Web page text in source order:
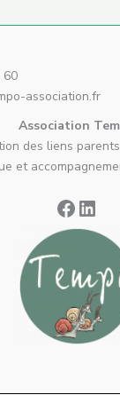
60
association.fr
Association
des liens
et